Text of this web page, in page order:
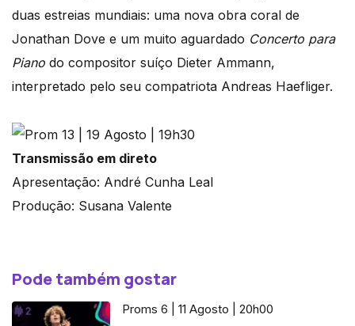
duas estreias mundiais: uma nova obra coral de
Jonathan Dove e um muito aguardado Concerto para
Piano do compositor suíço Dieter Ammann,
interpretado pelo seu compatriota Andreas Haefliger.
Transmissão em direto
Apresentação: André Cunha Leal
Produção: Susana Valente
Pode também gostar
Proms 6 | 11 Agosto | 20h00